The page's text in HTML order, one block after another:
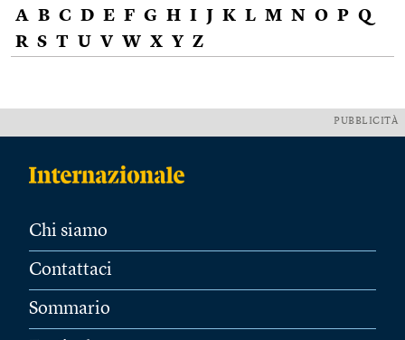
A B C D E F G H I J K L M N O P Q
R S T U V W X Y Z
PUBBLICITÀ
Chi siamo
Contattaci
Sommario